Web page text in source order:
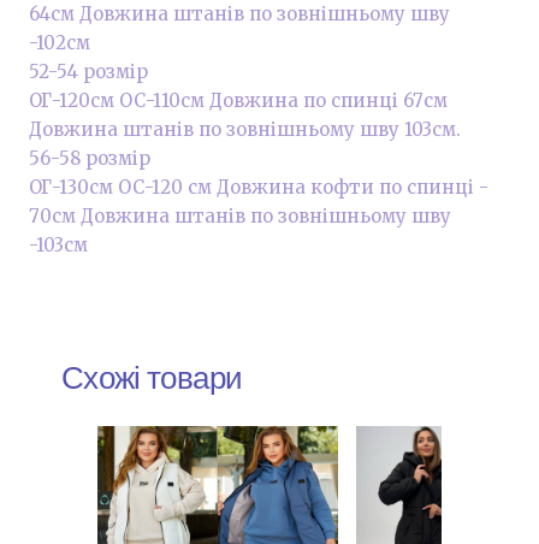
64см Довжина штанів по зовнішньому шву
-102см
52-54 розмір
ОГ-120см ОС-110см Довжина по спинці 67см
Довжина штанів по зовнішньому шву 103см.
56-58 розмір
ОГ-130см ОС-120 см Довжина кофти по спинці -
70см Довжина штанів по зовнішньому шву
-103см
Схожі товари